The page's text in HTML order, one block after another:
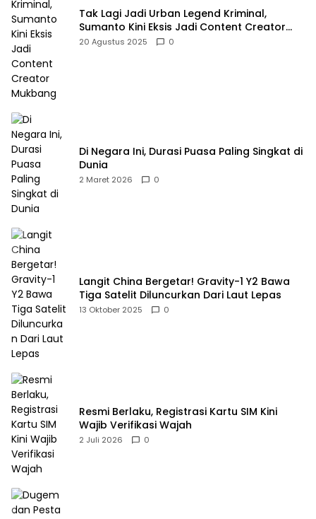
Tak Lagi Jadi Urban Legend Kriminal,
Sumanto Kini Eksis Jadi Content Creator
Mukbang
20 Agustus 2025 0
Di Negara Ini, Durasi Puasa Paling Singkat di
Dunia
2 Maret 2026 0
Langit China Bergetar! Gravity-1 Y2 Bawa
Tiga Satelit Diluncurkan Dari Laut Lepas
13 Oktober 2025 0
Resmi Berlaku, Registrasi Kartu SIM Kini
Wajib Verifikasi Wajah
2 Juli 2026 0